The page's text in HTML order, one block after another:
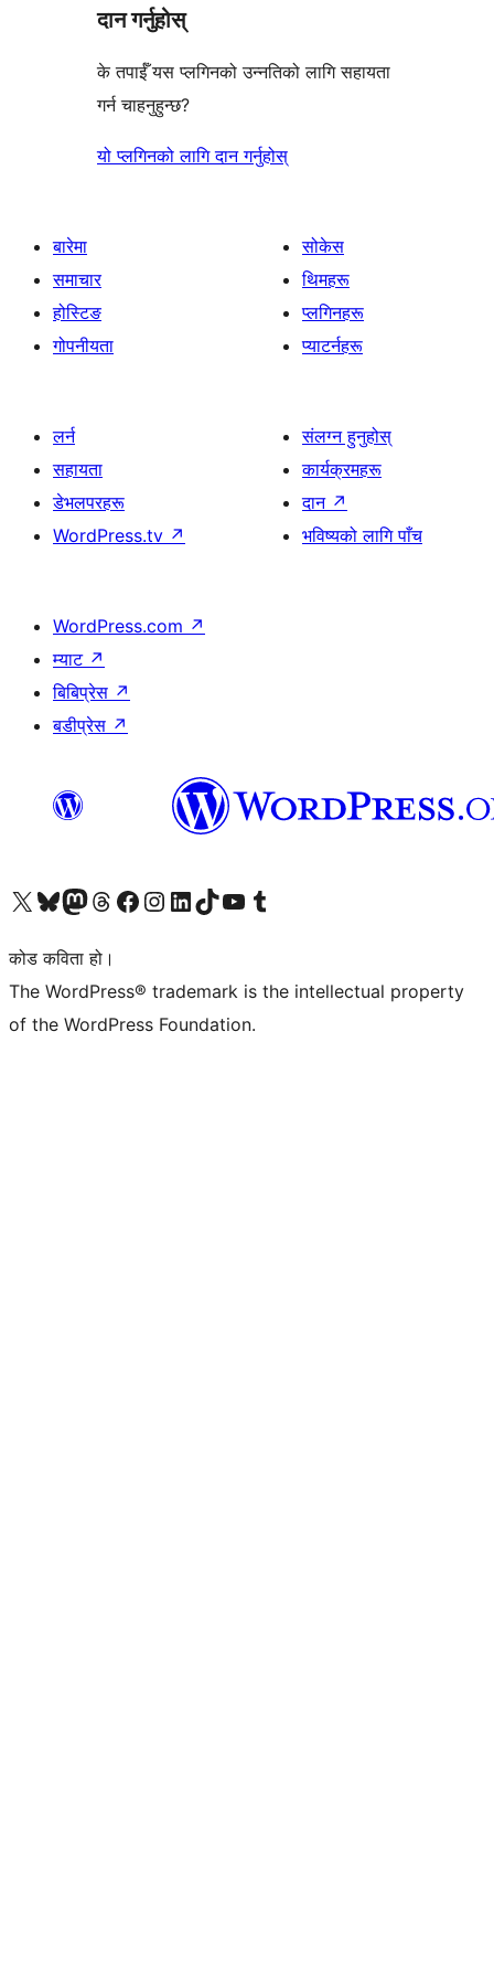
दान गर्नुहोस्
के तपाईँ यस प्लगिनको उन्नतिको लागि सहायता
गर्न चाहनुहुन्छ?
यो प्लगिनको लागि दान गर्नुहोस्
बारेमा
समाचार
होस्टिङ
गोपनीयता
सोकेस
थिमहरू
प्लगिनहरू
प्याटर्नहरू
लर्न
सहायता
डेभलपरहरू
WordPress.tv ↗
संलग्न हुनुहोस्
कार्यक्रमहरू
दान ↗
भविष्यको लागि पाँच
WordPress.com ↗
म्याट ↗
बिबिप्रेस ↗
बडीप्रेस ↗
हाम्रो X (पहिले ट्विटर) खातामा जानुहोस्
हाम्रो Bluesky खाता भ्रमण गर्नुहोस्
हाम्रो म्यास्टोडन खाता भ्रमण गर्नुहोस्
हाम्रो थ्रेड्स खातामा जानुहोस्
हाम्रो फेसबुक पेजमा जानुहोस्
हाम्रो इन्स्टाग्राम खातामा जानुहोस्
हाम्रो लिङ्क्डइन खातामा जानुहोस्
हाम्रो TikTok खाता भ्रमण गर्नुहोस्
हाम्रो युट्युब च्यानलमा जानुहोस्
हाम्रो टम्बलर खाता भ्रमण गर्नुहोस्
कोड कविता हो।
The WordPress® trademark is the intellectual property
of the WordPress Foundation.